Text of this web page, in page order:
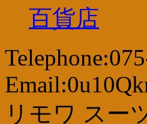
百貨店
リモワ スー